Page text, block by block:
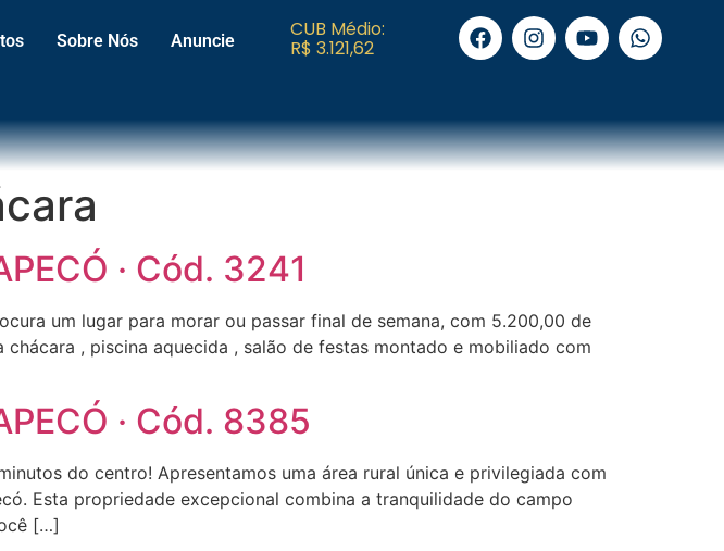
Sobre Nós Anuncie CUB Médio:
R$ 3.121,62
· Cód. 3241
um lugar para morar ou passar final de semana, com 5.200,00 de
, piscina aquecida , salão de festas montado e mobiliado com
· Cód. 8385
do centro! Apresentamos uma área rural única e privilegiada com
Esta propriedade excepcional combina a tranquilidade do campo
[…]